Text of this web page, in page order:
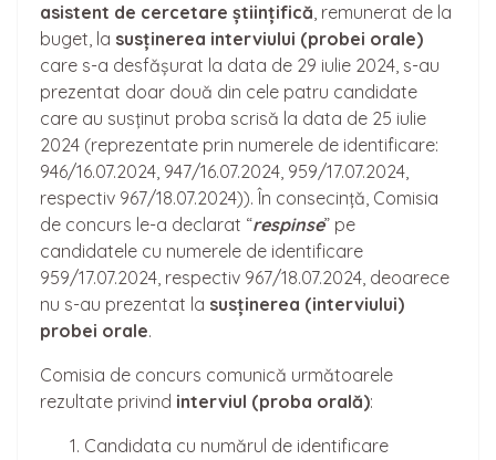
asistent de cercetare științifică, remunerat de la
buget, la susținerea interviului (probei orale)
care s-a desfășurat la data de 29 iulie 2024, s-au
prezentat doar două din cele patru candidate
care au susținut proba scrisă la data de 25 iulie
2024 (reprezentate prin numerele de identificare:
946/16.07.2024, 947/16.07.2024, 959/17.07.2024,
respectiv 967/18.07.2024)). În consecință, Comisia
de concurs le-a declarat “respinse” pe
candidatele cu numerele de identificare
959/17.07.2024, respectiv 967/18.07.2024, deoarece
nu s-au prezentat la susținerea (interviului)
probei orale.
Comisia de concurs comunică următoarele
rezultate privind interviul (proba orală):
Candidata cu numărul de identificare